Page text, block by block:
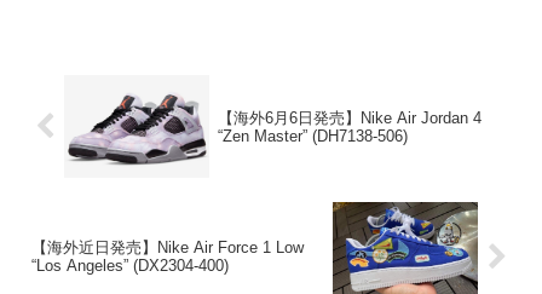
【海外6月6日発売】Nike Air Jordan 4
“Zen Master” (DH7138-506)
【海外近日発売】Nike Air Force 1 Low
“Los Angeles” (DX2304-400)